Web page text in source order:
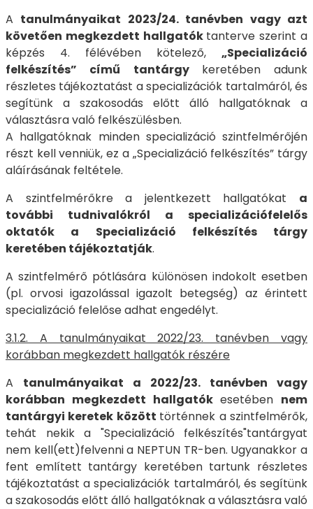
A tanulmányaikat 2023/24. tanévben vagy azt
követően megkezdett hallgatók tanterve szerint a
képzés 4. félévében kötelező, „Specializáció
felkészítés” című tantárgy keretében adunk
részletes tájékoztatást a specializációk tartalmáról, és
segítünk a szakosodás előtt álló hallgatóknak a
választásra való felkészülésben.
A hallgatóknak minden specializáció szintfelmérőjén
részt kell venniük, ez a „Specializáció felkészítés” tárgy
aláírásának feltétele.
A szintfelmérőkre a jelentkezett hallgatókat a
további tudnivalókról a specializációfelelős
oktatók a Specializáció felkészítés tárgy
keretében tájékoztatják.
A szintfelmérő pótlására különösen indokolt esetben
(pl. orvosi igazolással igazolt betegség) az érintett
specializáció felelőse adhat engedélyt.
3.1.2. A tanulmányaikat 2022/23. tanévben vagy
korábban megkezdett hallgatók részére
A tanulmányaikat a 2022/23. tanévben vagy
korábban megkezdett hallgatók esetében nem
tantárgyi keretek között történnek a szintfelmérők,
tehát nekik a "Specializáció felkészítés"tantárgyat
nem kell(ett)felvenni a NEPTUN TR-ben. Ugyanakkor a
fent említett tantárgy keretében tartunk részletes
tájékoztatást a specializációk tartalmáról, és segítünk
a szakosodás előtt álló hallgatóknak a választásra való